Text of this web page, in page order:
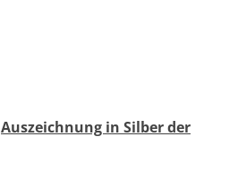
Auszeichnung in Silber der